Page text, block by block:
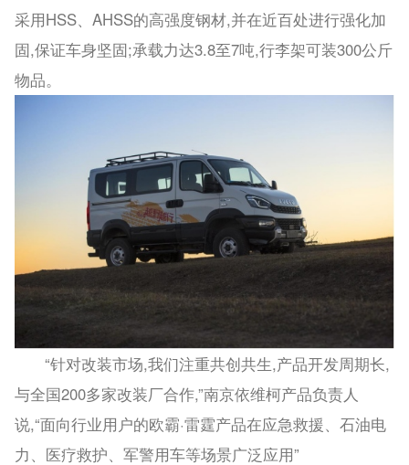
采用HSS、AHSS的高强度钢材,并在近百处进行强化加
固,保证车身坚固;承载力达3.8至7吨,行李架可装300公斤
物品。
“针对改装市场,我们注重共创共生,产品开发周期长,
与全国200多家改装厂合作,”南京依维柯产品负责人
说,“面向行业用户的欧霸·雷霆产品在应急救援、石油电
力、医疗救护、军警用车等场景广泛应用”